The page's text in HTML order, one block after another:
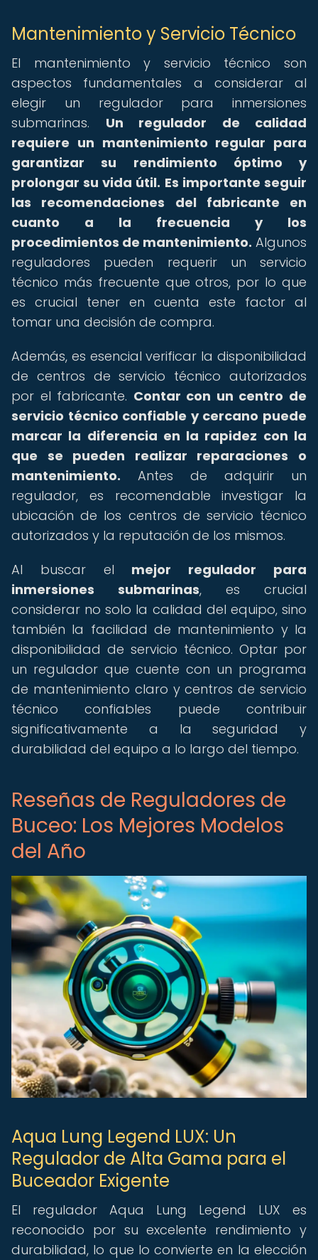
Mantenimiento y Servicio Técnico
El mantenimiento y servicio técnico son
aspectos fundamentales a considerar al
elegir un regulador para inmersiones
submarinas. Un regulador de calidad
requiere un mantenimiento regular para
garantizar su rendimiento óptimo y
prolongar su vida útil. Es importante seguir
las recomendaciones del fabricante en
cuanto a la frecuencia y los
procedimientos de mantenimiento. Algunos
reguladores pueden requerir un servicio
técnico más frecuente que otros, por lo que
es crucial tener en cuenta este factor al
tomar una decisión de compra.
Además, es esencial verificar la disponibilidad
de centros de servicio técnico autorizados
por el fabricante. Contar con un centro de
servicio técnico confiable y cercano puede
marcar la diferencia en la rapidez con la
que se pueden realizar reparaciones o
mantenimiento. Antes de adquirir un
regulador, es recomendable investigar la
ubicación de los centros de servicio técnico
autorizados y la reputación de los mismos.
Al buscar el mejor regulador para
inmersiones submarinas, es crucial
considerar no solo la calidad del equipo, sino
también la facilidad de mantenimiento y la
disponibilidad de servicio técnico. Optar por
un regulador que cuente con un programa
de mantenimiento claro y centros de servicio
técnico confiables puede contribuir
significativamente a la seguridad y
durabilidad del equipo a lo largo del tiempo.
Reseñas de Reguladores de
Buceo: Los Mejores Modelos
del Año
Aqua Lung Legend LUX: Un
Regulador de Alta Gama para el
Buceador Exigente
El regulador Aqua Lung Legend LUX es
reconocido por su excelente rendimiento y
durabilidad, lo que lo convierte en la elección